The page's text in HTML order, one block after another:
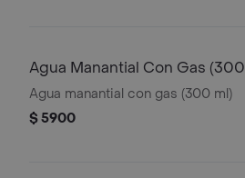
Agua Manantial Con Gas (300
Ml)
Agua manantial con gas (300 ml)
$ 5900